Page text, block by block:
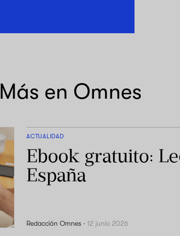
Más en Omnes
ACTUALIDAD
Ebook gratuito:
España
Redacción Omnes · 12 junio 2026